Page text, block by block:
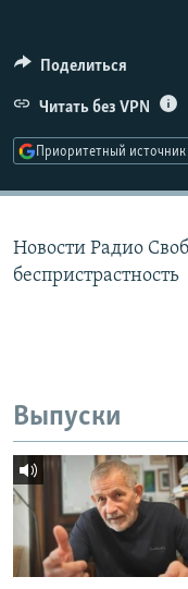
ПОДПИШИТЕСЬ НА
СОЦИАЛЬНЫЕ СЕТИ
Поделиться
Читать без VPN
Приоритетный
Новости Радио
беспристрастность
Выпуски